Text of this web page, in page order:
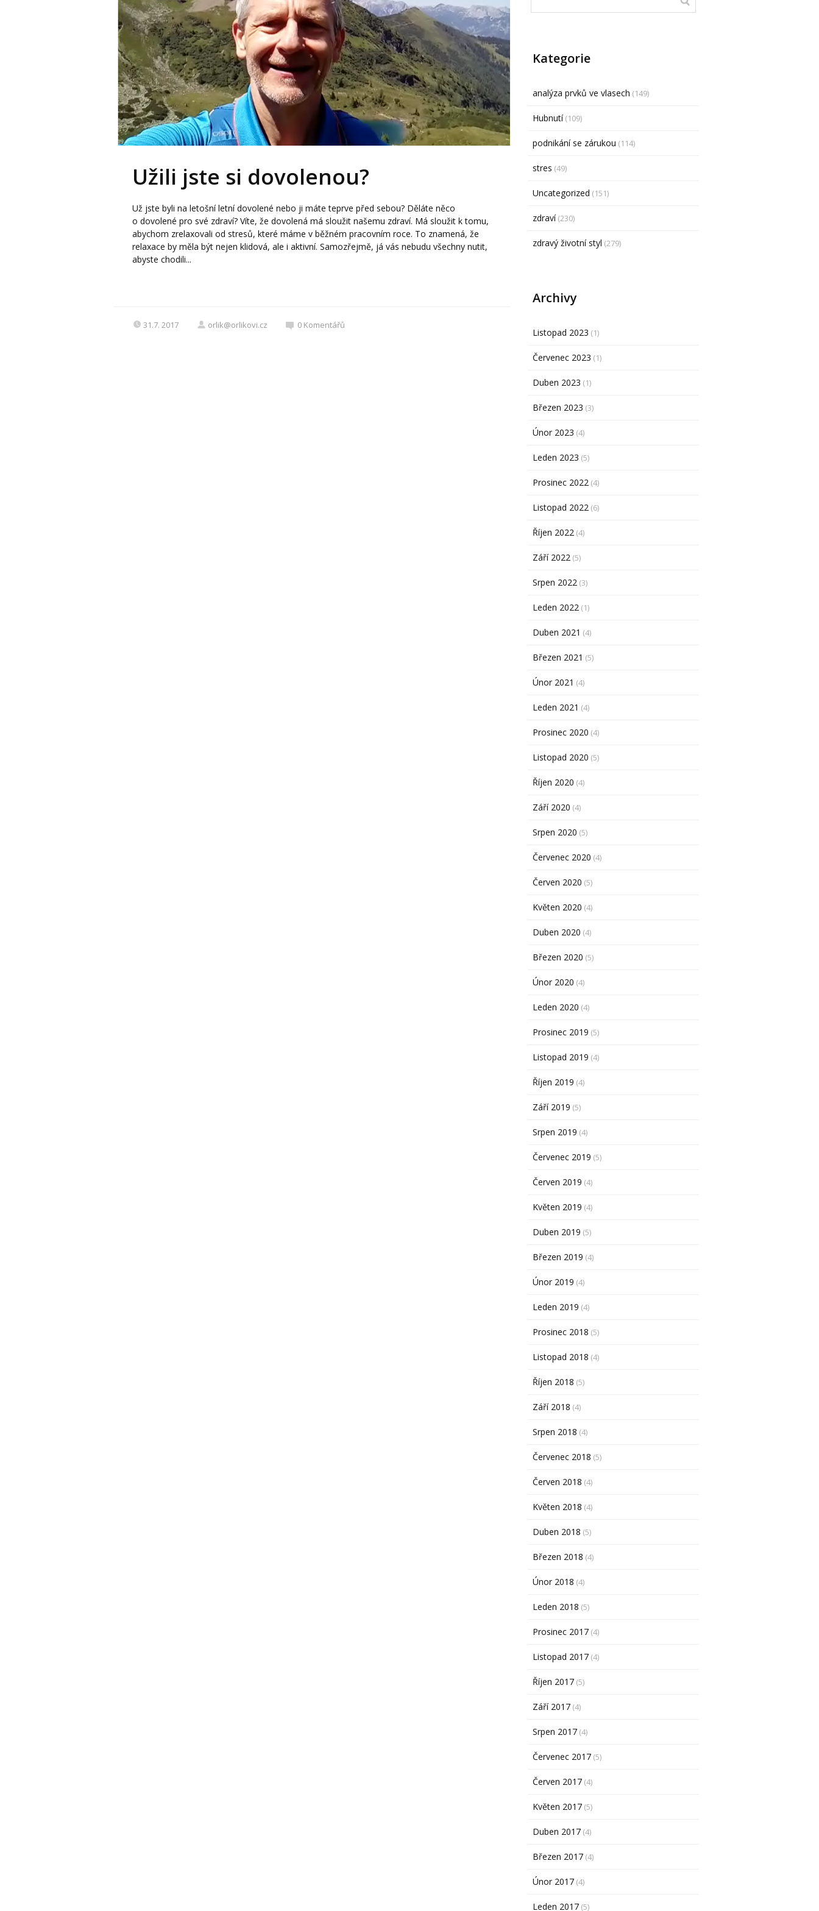
Užili jste si dovolenou?
Už jste byli na letošní letní dovolené nebo ji máte teprve před sebou? Děláte něco
o dovolené pro své zdraví? Víte, že dovolená má sloužit našemu zdraví. Má sloužit k tomu,
abychom zrelaxovali od stresů, které máme v běžném pracovním roce. To znamená, že
relaxace by měla být nejen klidová, ale i aktivní. Samozřejmě, já vás nebudu všechny nutit,
abyste chodili...
31.7. 2017 orlik@orlikovi.cz 0 Komentářů
Kategorie
analýza prvků ve vlasech (149)
Hubnutí(109)
podnikání se zárukou (114)
stres (49)
Uncategorized (151)
zdraví(230)
zdravý životní styl (279)
Archivy
Listopad 2023 (1)
Červenec 2023 (1)
Duben 2023 (1)
Březen 2023 (3)
Únor 2023 (4)
Leden 2023 (5)
Prosinec 2022 (4)
Listopad 2022 (6)
Říjen 2022 (4)
Září 2022 (5)
Srpen 2022 (3)
Leden 2022 (1)
Duben 2021 (4)
Březen 2021 (5)
Únor 2021 (4)
Leden 2021 (4)
Prosinec 2020 (4)
Listopad 2020 (5)
Říjen 2020 (4)
Září 2020 (4)
Srpen 2020 (5)
Červenec 2020 (4)
Červen 2020 (5)
Květen 2020 (4)
Duben 2020 (4)
Březen 2020 (5)
Únor 2020 (4)
Leden 2020 (4)
Prosinec 2019 (5)
Listopad 2019 (4)
Říjen 2019 (4)
Září 2019 (5)
Srpen 2019 (4)
Červenec 2019 (5)
Červen 2019 (4)
Květen 2019 (4)
Duben 2019 (5)
Březen 2019 (4)
Únor 2019 (4)
Leden 2019 (4)
Prosinec 2018 (5)
Listopad 2018 (4)
Říjen 2018 (5)
Září 2018 (4)
Srpen 2018 (4)
Červenec 2018 (5)
Červen 2018 (4)
Květen 2018 (4)
Duben 2018 (5)
Březen 2018 (4)
Únor 2018 (4)
Leden 2018 (5)
Prosinec 2017 (4)
Listopad 2017 (4)
Říjen 2017 (5)
Září 2017 (4)
Srpen 2017 (4)
Červenec 2017 (5)
Červen 2017 (4)
Květen 2017 (5)
Duben 2017 (4)
Březen 2017 (4)
Únor 2017 (4)
Leden 2017 (5)